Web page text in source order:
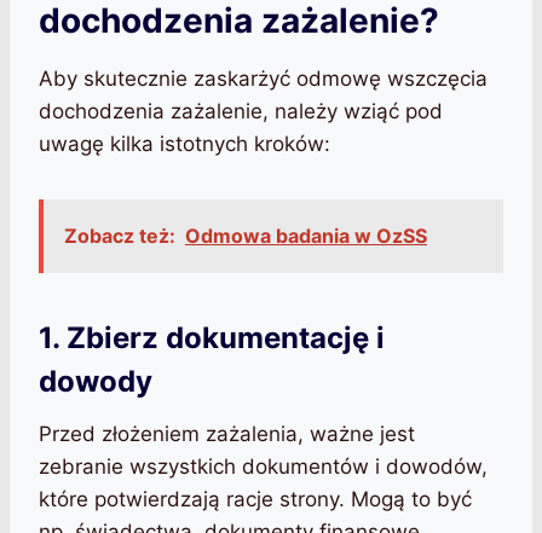
dochodzenia zażalenie?
Aby skutecznie zaskarżyć odmowę wszczęcia
dochodzenia zażalenie, należy wziąć pod
uwagę kilka istotnych kroków:
Zobacz też: Odmowa badania w OzSS
1. Zbierz dokumentację i
dowody
Przed złożeniem zażalenia, ważne jest
zebranie wszystkich dokumentów i dowodów,
które potwierdzają racje strony. Mogą to być